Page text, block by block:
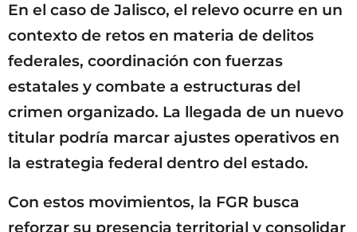
En el caso de Jalisco, el relevo ocurre en un
contexto de retos en materia de delitos
federales, coordinación con fuerzas
estatales y combate a estructuras del
crimen organizado. La llegada de un nuevo
titular podría marcar ajustes operativos en
la estrategia federal dentro del estado.
Con estos movimientos, la FGR busca
reforzar su presencia territorial y consolidar